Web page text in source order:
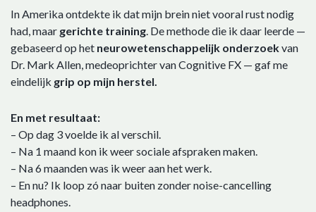
In Amerika ontdekte ik dat mijn brein niet vooral rust nodig
had, maar gerichte training . De methode die ik daar leerde —
gebaseerd op het neurowetenschappelijk onderzoekvan
Dr. Mark Allen, medeoprichter van Cognitive FX — gaf me
eindelijk grip op mijn herstel.
En met resultaat:
– Op dag 3 voelde ik al verschil.
– Na 1 maand kon ik weer sociale afspraken maken.
– Na 6 maanden was ik weer aan het werk.
– En nu? Ik loop zó naar buiten zonder noise-cancelling
headphones.